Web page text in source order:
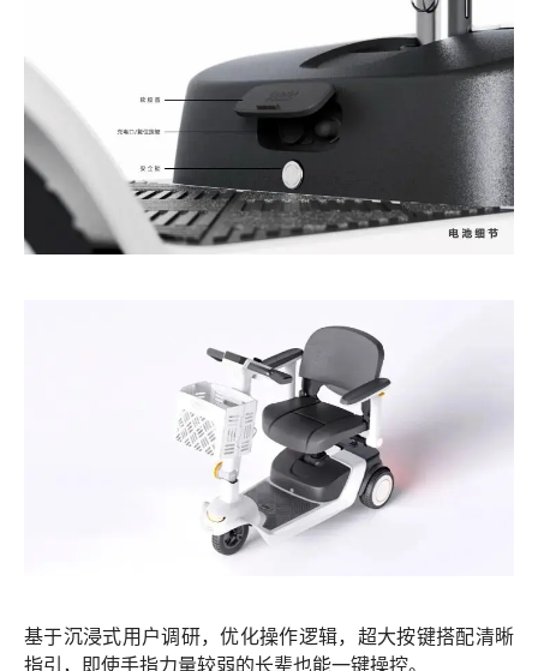
基于沉浸式用户调研，优化操作逻辑，超大按键搭配清晰
指引，即使手指力量较弱的长辈也能一键操控。